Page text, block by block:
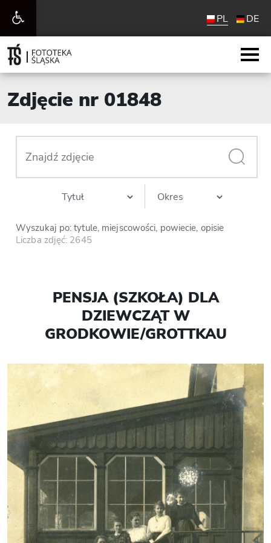
Otwórz
pasek
narzędzi
PL DE
Zdjęcie nr 01848
Wyszukaj po: tytule, miejscowości, powiecie, opisie
Liczba zdjęć: 2645
PENSJA (SZKOŁA) DLA
DZIEWCZĄT W
GRODKOWIE/GROTTKAU